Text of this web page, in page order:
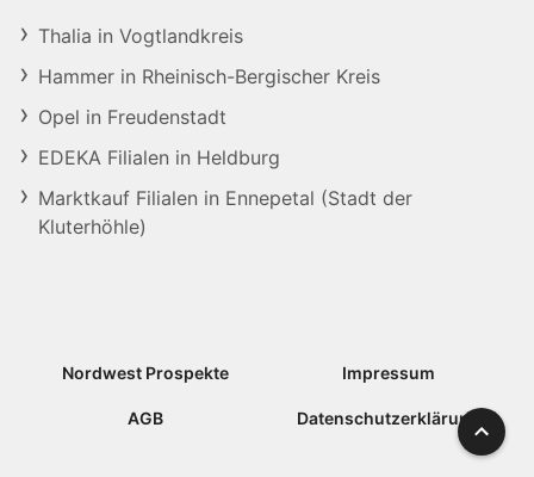
Thalia in Vogtlandkreis
Hammer in Rheinisch-Bergischer Kreis
Opel in Freudenstadt
EDEKA Filialen in Heldburg
Marktkauf Filialen in Ennepetal (Stadt der
Kluterhöhle)
Nordwest Prospekte Impressum
AGB Datenschutzerklärung Nach